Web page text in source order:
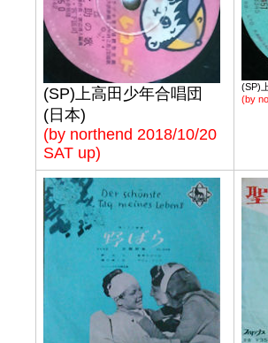
(SP)上高田少年合唱団
(日本)
(by northend 2018/10/20
SAT up)
(SP)
(by